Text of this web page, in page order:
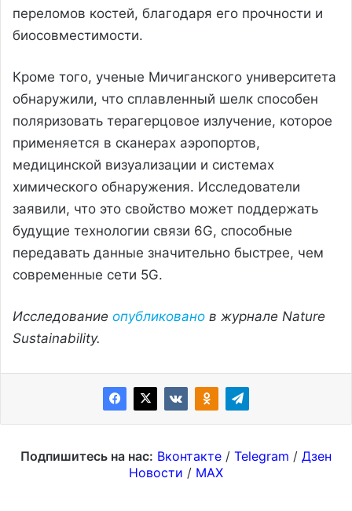
переломов костей, благодаря его прочности и
биосовместимости.
Кроме того, ученые Мичиганского университета
обнаружили, что сплавленный шелк способен
поляризовать терагерцовое излучение, которое
применяется в сканерах аэропортов,
медицинской визуализации и системах
химического обнаружения. Исследователи
заявили, что это свойство может поддержать
будущие технологии связи 6G, способные
передавать данные значительно быстрее, чем
современные сети 5G.
Исследование опубликовано в журнале Nature
Sustainability.
Подпишитесь на нас: Вконтакте / Telegram / Дзен
Новости / MAX